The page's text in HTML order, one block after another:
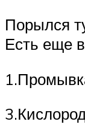
Порылся
Есть еще